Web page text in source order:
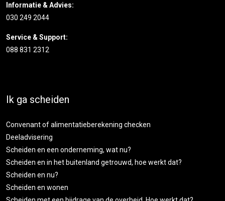
Informatie & Advies:
030 249 2044
Service & Support:
088 831 2312
Ik ga scheiden
Convenant of alimentatieberekening checken
Deeladvisering
Scheiden en een onderneming, wat nu?
Scheiden en in het buitenland getrouwd, hoe werkt dat?
Scheiden en nu?
Scheiden en wonen